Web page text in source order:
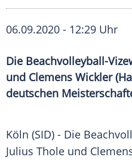
06.09.2020 - 12:29 Uhr
Die Beachvolleyball-
und Clemens Wickler
deutschen
Köln (SID) - Die
Julius Thole und